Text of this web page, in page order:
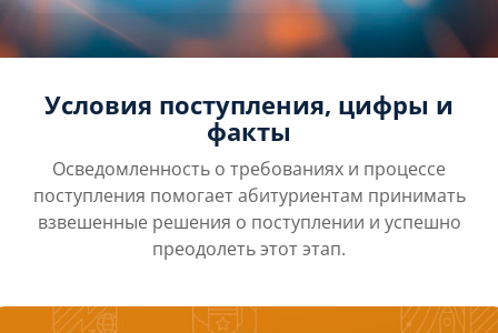
Условия поступления, цифры и
факты
Осведомленность о требованиях и процессе
поступления помогает абитуриентам принимать
взвешенные решения о поступлении и успешно
преодолеть этот этап.